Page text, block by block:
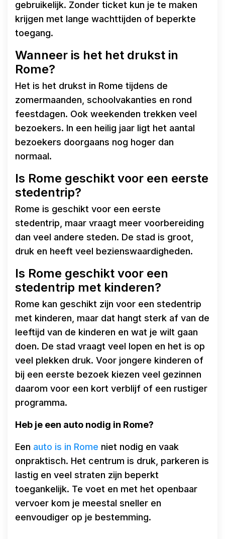
gebruikelijk. Zonder ticket kun je te maken
krijgen met lange wachttijden of beperkte
toegang.
Wanneer is het het drukst in
Rome?
Het is het drukst in Rome tijdens de
zomermaanden, schoolvakanties en rond
feestdagen. Ook weekenden trekken veel
bezoekers. In een heilig jaar ligt het aantal
bezoekers doorgaans nog hoger dan
normaal.
Is Rome geschikt voor een eerste
stedentrip?
Rome is geschikt voor een eerste
stedentrip, maar vraagt meer voorbereiding
dan veel andere steden. De stad is groot,
druk en heeft veel bezienswaardigheden.
Is Rome geschikt voor een
stedentrip met kinderen?
Rome kan geschikt zijn voor een stedentrip
met kinderen, maar dat hangt sterk af van de
leeftijd van de kinderen en wat je wilt gaan
doen. De stad vraagt veel lopen en het is op
veel plekken druk. Voor jongere kinderen of
bij een eerste bezoek kiezen veel gezinnen
daarom voor een kort verblijf of een rustiger
programma.
Heb je een auto nodig in Rome?
Een auto is in Rome niet nodig en vaak
onpraktisch. Het centrum is druk, parkeren is
lastig en veel straten zijn beperkt
toegankelijk. Te voet en met het openbaar
vervoer kom je meestal sneller en
eenvoudiger op je bestemming.